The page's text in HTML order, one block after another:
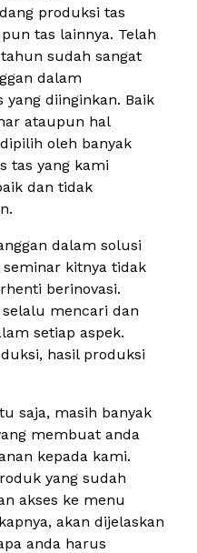
produksi tas
tas lainnya. Telah
sudah sangat
dalam
diinginkan. Baik
ataupun hal
oleh banyak
tas yang kami
dan tidak
dalam solusi
kitnya tidak
berinovasi.
selalu mencari dan
setiap aspek.
hasil produksi
saja, masih banyak
membuat anda
kepada kami.
yang sudah
akses ke menu
akan dijelaskan
anda harus